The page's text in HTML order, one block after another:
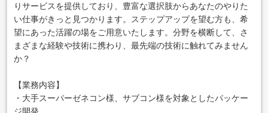
りサービスを提供しており、豊富な選択肢からあなたのやりた
い仕事がきっと見つかります。ステップアップを望む方も、希
望にあった活躍の場をご用意いたします。分野を横断して、さ
まざまな経験や技術に携わり、最先端の技術に触れてみません
か？
【業務内容】
・大手スーパーゼネコン様、サブコン様を対象としたパッケー